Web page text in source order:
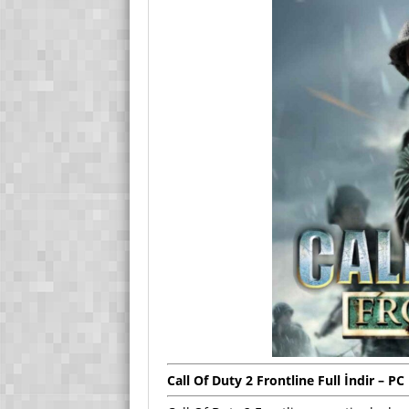
Call Of Duty 2 Frontline Full İndir – PC